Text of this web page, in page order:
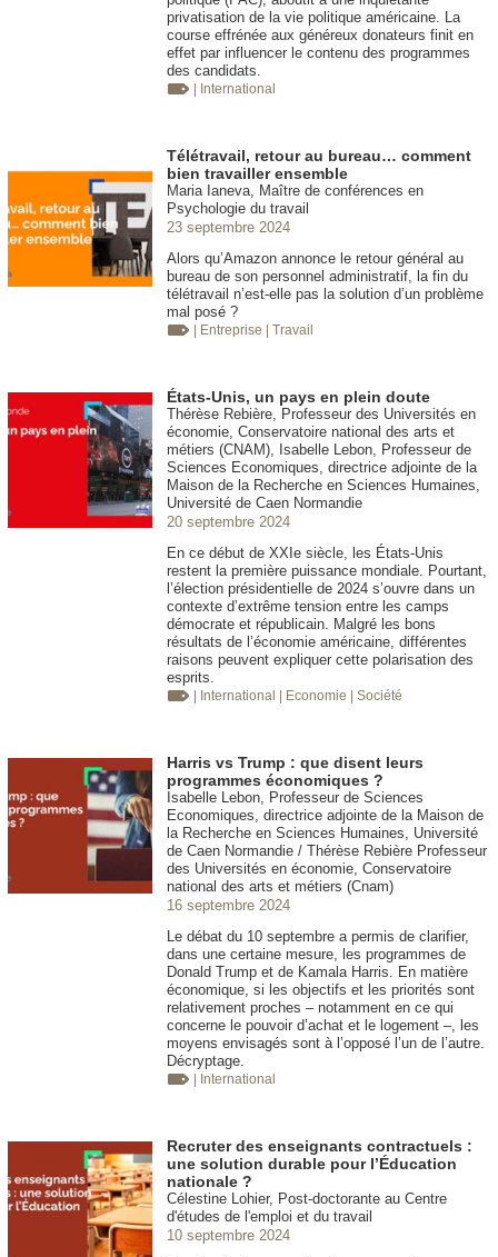
privatisation de la vie politique américaine. La
course effrénée aux généreux donateurs finit en
effet par influencer le contenu des programmes
des candidats.
| International
Télétravail, retour au bureau… comment
bien travailler ensemble
Maria Ianeva, Maître de conférences en
Psychologie du travail
23 septembre 2024
Alors qu’Amazon annonce le retour général au
bureau de son personnel administratif, la fin du
télétravail n’est-elle pas la solution d’un problème
mal posé ?
| Entreprise | Travail
États-Unis, un pays en plein doute
Thérèse Rebière, Professeur des Universités en
économie, Conservatoire national des arts et
métiers (CNAM), Isabelle Lebon, Professeur de
Sciences Economiques, directrice adjointe de la
Maison de la Recherche en Sciences Humaines,
Université de Caen Normandie
20 septembre 2024
En ce début de XXIe siècle, les États-Unis
restent la première puissance mondiale. Pourtant,
l’élection présidentielle de 2024 s’ouvre dans un
contexte d’extrême tension entre les camps
démocrate et républicain. Malgré les bons
résultats de l’économie américaine, différentes
raisons peuvent expliquer cette polarisation des
esprits.
| International | Economie | Société
Harris vs Trump : que disent leurs
programmes économiques ?
Isabelle Lebon, Professeur de Sciences
Economiques, directrice adjointe de la Maison de
la Recherche en Sciences Humaines, Université
de Caen Normandie / Thérèse Rebière Professeur
des Universités en économie, Conservatoire
national des arts et métiers (Cnam)
16 septembre 2024
Le débat du 10 septembre a permis de clarifier,
dans une certaine mesure, les programmes de
Donald Trump et de Kamala Harris. En matière
économique, si les objectifs et les priorités sont
relativement proches – notamment en ce qui
concerne le pouvoir d’achat et le logement –, les
moyens envisagés sont à l’opposé l’un de l’autre.
Décryptage.
| International
Recruter des enseignants contractuels :
une solution durable pour l’Éducation
nationale ?
Célestine Lohier, Post-doctorante au Centre
d'études de l'emploi et du travail
10 septembre 2024